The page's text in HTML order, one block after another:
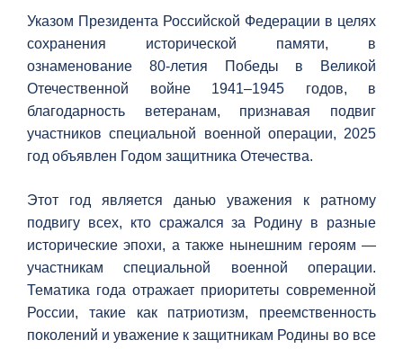
Указом Президента Российской Федерации в целях
сохранения исторической памяти, в
ознаменование 80-летия Победы в Великой
Отечественной войне 1941–1945 годов, в
благодарность ветеранам, признавая подвиг
участников специальной военной операции, 2025
год объявлен Годом защитника Отечества.
Этот год является данью уважения к ратному
подвигу всех, кто сражался за Родину в разные
исторические эпохи, а также нынешним героям —
участникам специальной военной операции.
Тематика года отражает приоритеты современной
России, такие как патриотизм, преемственность
поколений и уважение к защитникам Родины во все